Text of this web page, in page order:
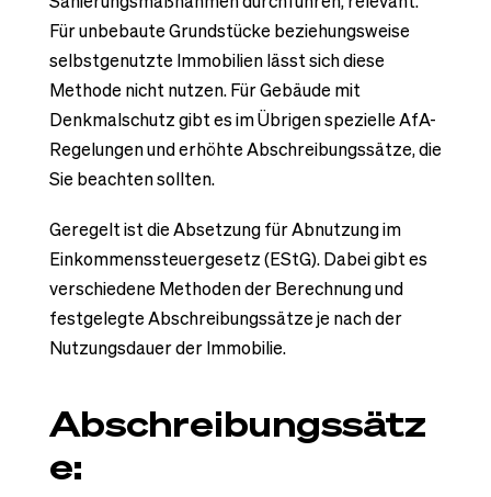
Für unbebaute Grundstücke beziehungsweise
selbstgenutzte Immobilien lässt sich diese
Methode nicht nutzen. Für Gebäude mit
Denkmalschutz gibt es im Übrigen spezielle AfA-
Regelungen und erhöhte Abschreibungssätze, die
Sie beachten sollten.
Geregelt ist die Absetzung für Abnutzung im
Einkommenssteuergesetz (EStG). Dabei gibt es
verschiedene Methoden der Berechnung und
festgelegte Abschreibungssätze je nach der
Nutzungsdauer der Immobilie.
Abschreibungssätz
e: